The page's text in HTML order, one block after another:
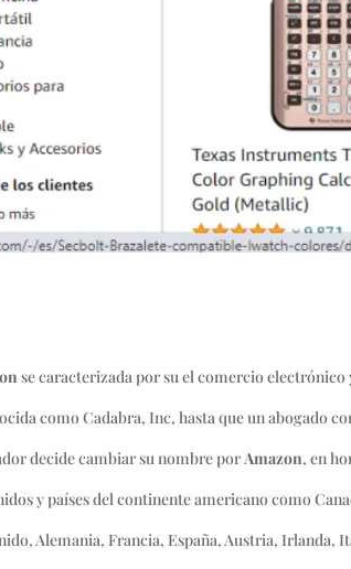
se caracterizada por su el comercio electrónico
como Cadabra, Inc, hasta que un abogado
decide cambiar su nombre porAmazon, en
y países del continente americano como
Alemania, Francia, España, Austria, Irlanda,